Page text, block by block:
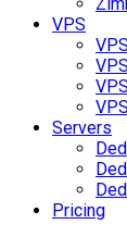
VPS
Servers
Pricing